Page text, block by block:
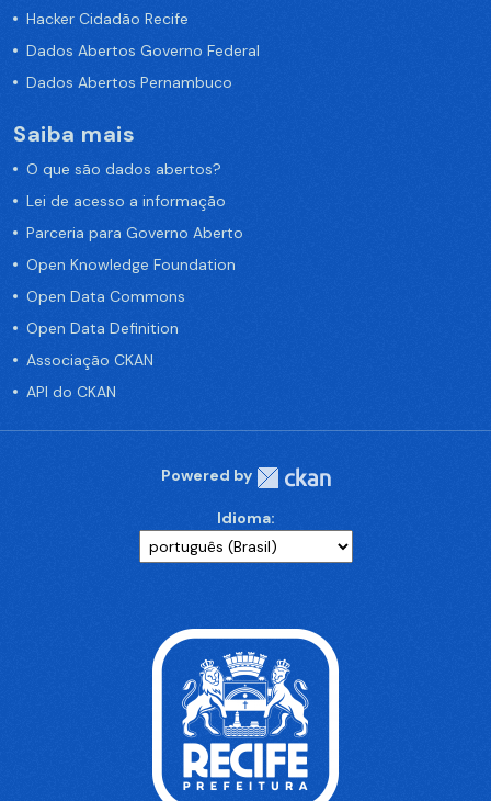
Hacker Cidadão Recife
Dados Abertos Governo Federal
Dados Abertos Pernambuco
Saiba mais
O que são dados abertos?
Lei de acesso a informação
Parceria para Governo Aberto
Open Knowledge Foundation
Open Data Commons
Open Data Definition
Associação CKAN
API do CKAN
Powered by
Idioma